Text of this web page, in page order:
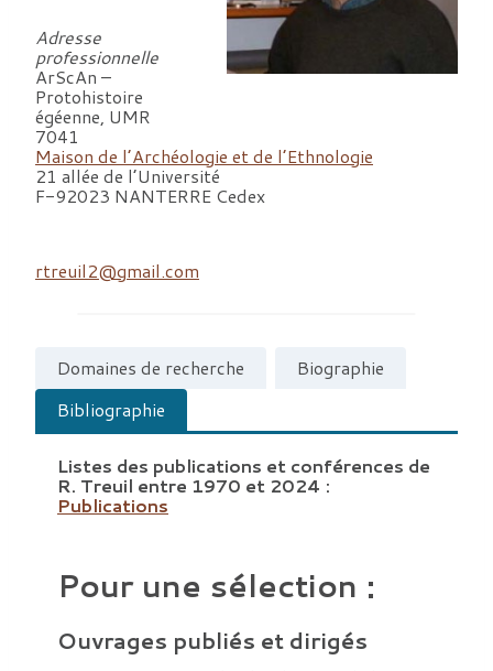
Adresse
professionnelle
ArScAn –
Protohistoire
égéenne, UMR
7041
Maison de l’Archéologie et de l’Ethnologie
21 allée de l’Université
F-92023 NANTERRE Cedex
rtreuil2@gmail.com
Domaines de recherche
Biographie
Bibliographie
Listes des publications et conférences de
R. Treuil entre 1970 et 2024 :
Publications
Pour une sélection :
Ouvrages publiés et dirigés